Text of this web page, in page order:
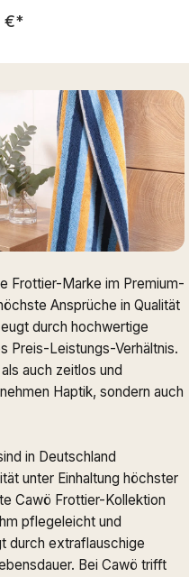
Preis:
€*
Frottier-Marke im Premium-
Ansprüche in Qualität
durch hochwertige
Preis-Leistungs-Verhältnis.
auch zeitlos und
Haptik, sondern auch
in Deutschland
unter Einhaltung höchster
Cawö Frottier-Kollektion
pflegeleicht und
durch extraflauschige
Bei Cawö trifft